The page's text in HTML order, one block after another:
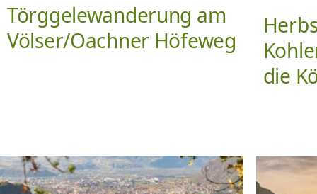
Törggelewanderung am
Völser/Oachner Höfeweg
die